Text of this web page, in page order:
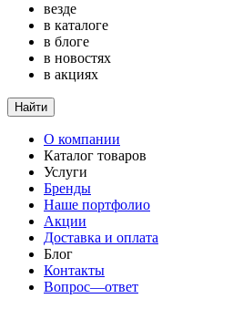
везде
в каталоге
в блоге
в новостях
в акциях
Найти
О компании
Каталог товаров
Услуги
Бренды
Наше портфолио
Акции
Доставка и оплата
Блог
Контакты
Вопрос—ответ